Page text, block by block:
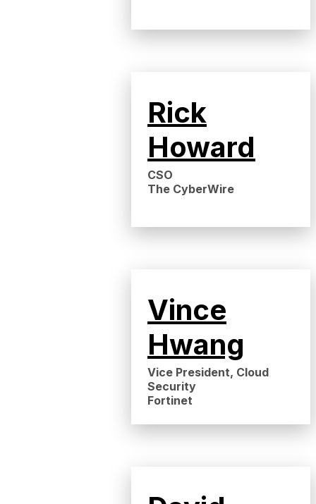
Rick
Howard
CSO
The CyberWire
Vince
Hwang
Vice President, Cloud
Security
Fortinet